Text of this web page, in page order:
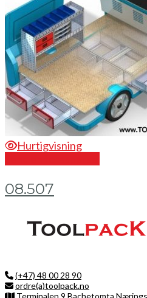
Hurtigvisning
08.507
(+47) 48 00 28 90
ordre(a)toolpack.no
Terminalen 9 Bachetomta